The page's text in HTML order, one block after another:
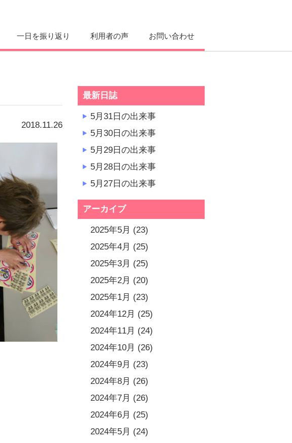
一日を振り返り 利用者の声 お問い合わせ
2018.11.26
最新日誌
5月31日の出来事
5月30日の出来事
5月29日の出来事
5月28日の出来事
5月27日の出来事
アーカイブ
2025年5月 (23)
2025年4月 (25)
2025年3月 (25)
2025年2月 (20)
2025年1月 (23)
2024年12月 (25)
2024年11月 (24)
2024年10月 (26)
2024年9月 (23)
2024年8月 (26)
2024年7月 (26)
2024年6月 (25)
2024年5月 (24)